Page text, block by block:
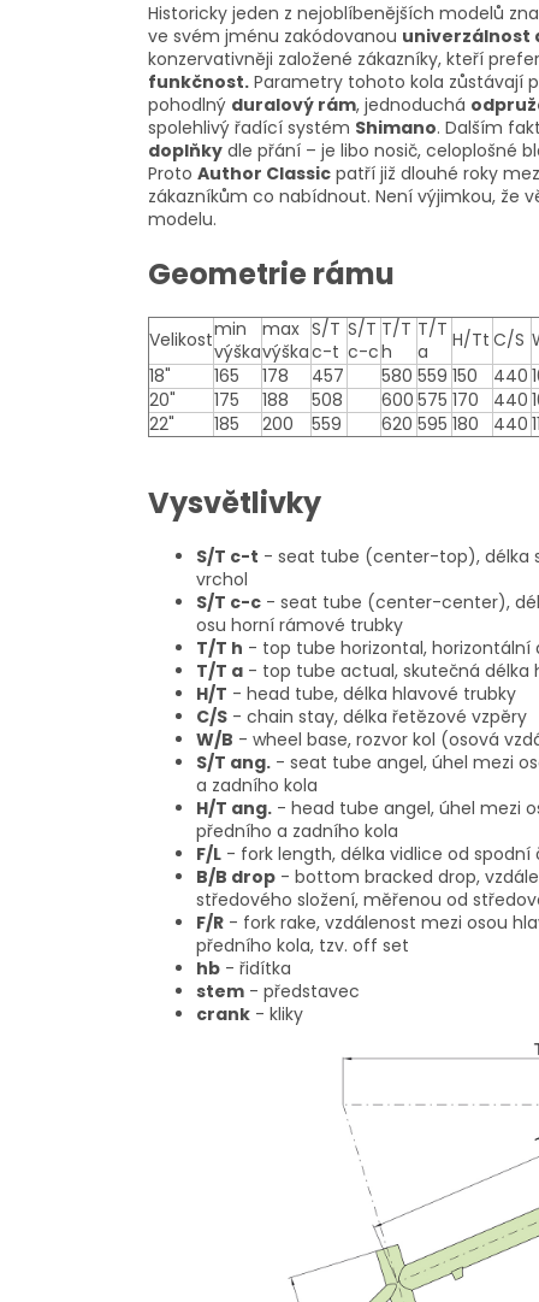
Historicky jeden z nejoblíbenějších modelů
ve svém jménu zakódovanou univerzálnost
konzervativněji založené zákazníky, kteří
funkčnost. Parametry tohoto kola zůstávají
pohodlný duralový rám, jednoduchá
spolehlivý řadící systém Shimano. Dalším
doplňky dle přání – je libo nosič, celoplošné
Proto Author Classic patří již dlouhé roky
zákazníkům co nabídnout. Není výjimkou, že
modelu.
Geometrie rámu
Velikostmin
výška
max
výška
S/T
c-t
S/T
c-c
T/T
h
T/T
a
H/Tt C/S
18"
165 178 457 580 559 150 440
20"
175 188 508 600 575 170 440
22"
185 200 559 620 595 180 440
Vysvětlivky
S/T c-t - seat tube (center-top), délka
vrchol
S/T c-c - seat tube (center-center),
osu horní rámové trubky
T/T h - top tube horizontal, horizontální
T/T a - top tube actual, skutečná délka
H/T - head tube, délka hlavové trubky
C/S - chain stay, délka řetězové vzpěry
W/B - wheel base, rozvor kol (osová
S/T ang. - seat tube angel, úhel mezi
a zadního kola
H/T ang. - head tube angel, úhel mezi
předního a zadního kola
F/L - fork length, délka vidlice od
B/B drop - bottom bracked drop,
středového složení, měřenou od
F/R - fork rake, vzdálenost mezi osou
předního kola, tzv. off set
hb - řidítka
stem - představec
crank - kliky